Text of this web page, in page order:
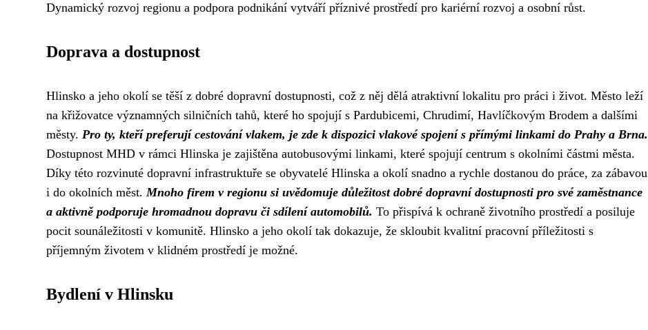
Dynamický rozvoj regionu a podpora podnikání vytváří příznivé prostředí pro kariérní rozvoj a osobní růst.
Doprava a dostupnost
Hlinsko a jeho okolí se těší z dobré dopravní dostupnosti, což z něj dělá atraktivní lokalitu pro práci i život. Město leží
na křižovatce významných silničních tahů, které ho spojují s Pardubicemi, Chrudimí, Havlíčkovým Brodem a dalšími
městy. Pro ty, kteří preferují cestování vlakem, je zde k dispozici vlakové spojení s přímými linkami do Prahy a Brna.
Dostupnost MHD v rámci Hlinska je zajištěna autobusovými linkami, které spojují centrum s okolními částmi města.
Díky této rozvinuté dopravní infrastruktuře se obyvatelé Hlinska a okolí snadno a rychle dostanou do práce, za zábavou
i do okolních měst.Mnoho firem v regionu si uvědomuje důležitost dobré dopravní dostupnosti pro své zaměstnance
a aktivně podporuje hromadnou dopravu či sdílení automobilů. To přispívá k ochraně životního prostředí a posiluje
pocit sounáležitosti v komunitě. Hlinsko a jeho okolí tak dokazuje, že skloubit kvalitní pracovní příležitosti s
příjemným životem v klidném prostředí je možné.
Bydlení v Hlinsku